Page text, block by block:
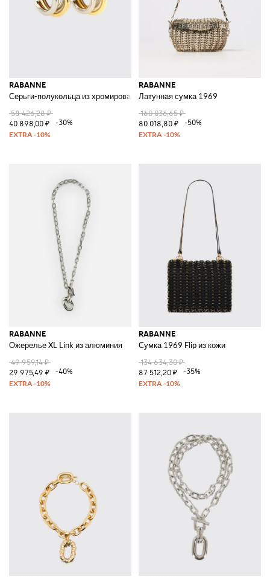
RABANNE
Серьги-полукольца из хромированной латуни с гравировкой логотипа
58 426,28 ₽
40 898,00 ₽
-30%
RABANNE
Латунная сумка 1969
160 036,65 ₽
80 018,80 ₽
-50%
RABANNE
Ожерелье XL Link из алюминия
49 959,14 ₽
29 975,49 ₽
-40%
RABANNE
Сумка 1969 Flip из кожи
134 634,30 ₽
87 512,20 ₽
-35%